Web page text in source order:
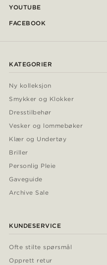
YOUTUBE
FACEBOOK
KATEGORIER
Ny kolleksjon
Smykker og Klokker
Dresstilbehør
Vesker og lommebøker
Klær og Undertøy
Briller
Personlig Pleie
Gaveguide
Archive Sale
KUNDESERVICE
Ofte stilte spørsmål
Opprett retur